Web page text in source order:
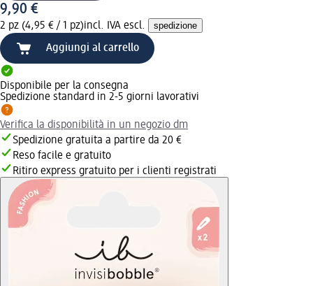
9,90 €
2 pz (4,95 € / 1 pz)incl. IVA escl. spedizione
Aggiungi al carrello
Disponibile per la consegna
Spedizione standard in 2-5 giorni lavorativi
Verifica la disponibilità in un negozio dm
Spedizione gratuita a partire da 20 €
Reso facile e gratuito
Ritiro express gratuito per i clienti registrati